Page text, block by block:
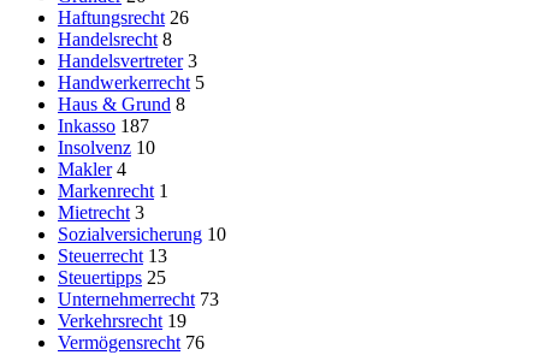
Haftungsrecht 26
Handelsrecht 8
Handelsvertreter 3
Handwerkerrecht 5
Haus & Grund 8
Inkasso 187
Insolvenz 10
Makler 4
Markenrecht 1
Mietrecht 3
Sozialversicherung 10
Steuerrecht 13
Steuertipps 25
Unternehmerrecht 73
Verkehrsrecht 19
Vermögensrecht 76